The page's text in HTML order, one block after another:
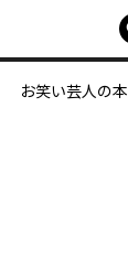
お笑い芸人の本